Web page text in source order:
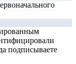
подписываете